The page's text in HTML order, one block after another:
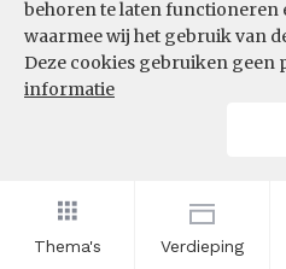
Thema's Verdieping
behoren te laten functioneren
waarmee wij het gebruik van
Deze cookies gebruiken geen
informatie